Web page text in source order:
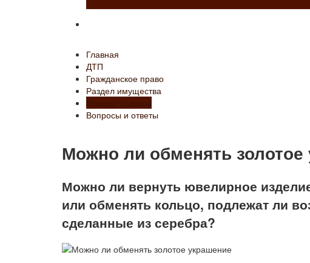
Главная
ДТП
Гражданское право
Раздел имущества
Возврат товаров
Вопросы и ответы
Можно ли обменять золотое
Можно ли вернуть ювелирное
или обменять кольцо, подлежат ли
сделанные из серебра?